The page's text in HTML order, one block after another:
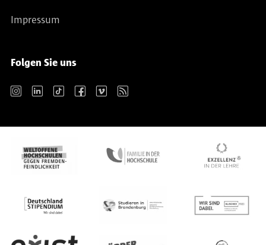
Impressum
Folgen Sie uns
Instagram LinkedIn TikTok Facebook Vimeo RSS